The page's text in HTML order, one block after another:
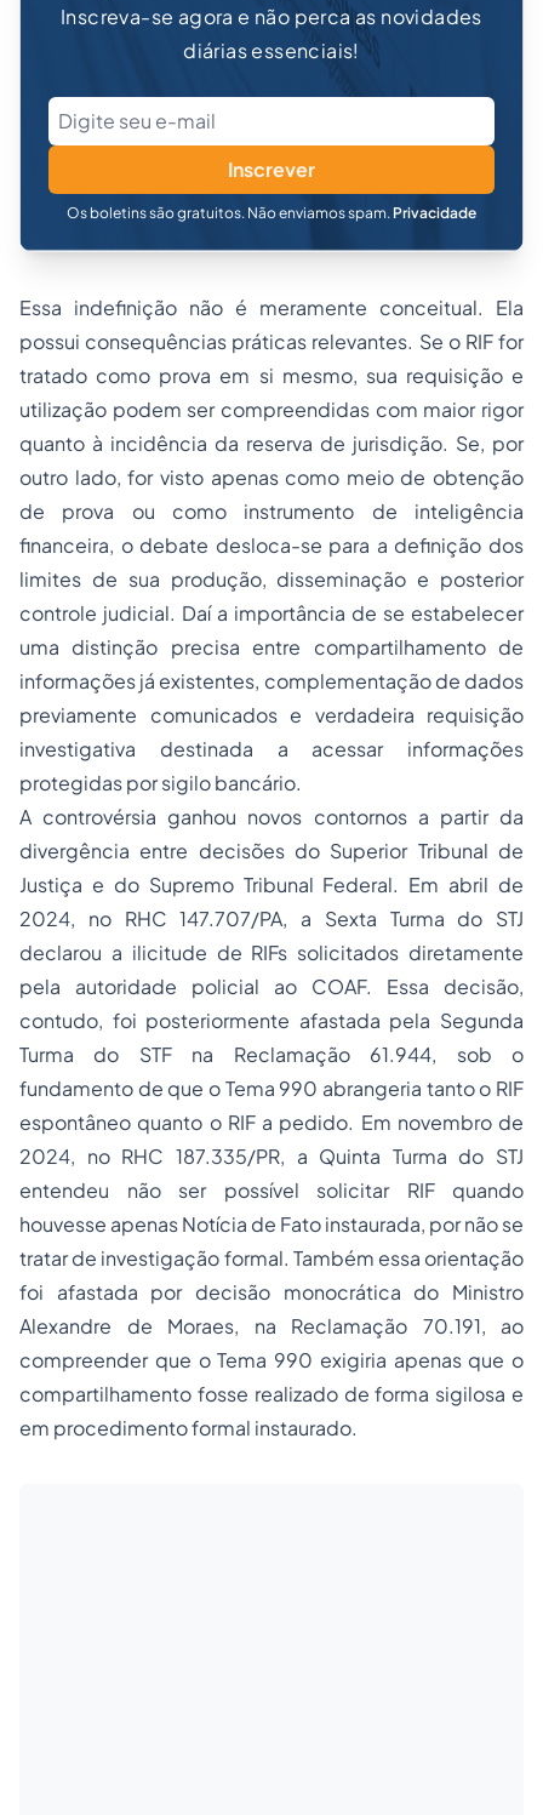
Inscreva-se agora e não perca as novidades
diárias essenciais!
Inscrever
Os boletins são gratuitos. Não enviamos spam. Privacidade
Essa indefinição não é meramente conceitual. Ela
possui consequências práticas relevantes. Se o RIF for
tratado como prova em si mesmo, sua requisição e
utilização podem ser compreendidas com maior rigor
quanto à incidência da reserva de jurisdição. Se, por
outro lado, for visto apenas como meio de obtenção
de prova ou como instrumento de inteligência
financeira, o debate desloca-se para a definição dos
limites de sua produção, disseminação e posterior
controle judicial. Daí a importância de se estabelecer
uma distinção precisa entre compartilhamento de
informações já existentes, complementação de dados
previamente comunicados e verdadeira requisição
investigativa destinada a acessar informações
protegidas por sigilo bancário.
A controvérsia ganhou novos contornos a partir da
divergência entre decisões do Superior Tribunal de
Justiça e do Supremo Tribunal Federal. Em abril de
2024, no RHC 147.707/PA, a Sexta Turma do STJ
declarou a ilicitude de RIFs solicitados diretamente
pela autoridade policial ao COAF. Essa decisão,
contudo, foi posteriormente afastada pela Segunda
Turma do STF na Reclamação 61.944, sob o
fundamento de que o Tema 990 abrangeria tanto o RIF
espontâneo quanto o RIF a pedido. Em novembro de
2024, no RHC 187.335/PR, a Quinta Turma do STJ
entendeu não ser possível solicitar RIF quando
houvesse apenas Notícia de Fato instaurada, por não se
tratar de investigação formal. Também essa orientação
foi afastada por decisão monocrática do Ministro
Alexandre de Moraes, na Reclamação 70.191, ao
compreender que o Tema 990 exigiria apenas que o
compartilhamento fosse realizado de forma sigilosa e
em procedimento formal instaurado.